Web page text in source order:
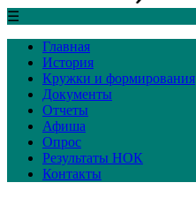
☰
Главная
История
Кружки и формирования
Документы
Отчеты
Афиша
Опрос
Результаты НОК
Контакты